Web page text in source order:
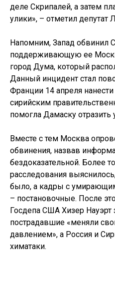
деле Скрипалей, а затем
улики», – отметил депутат
Напомним, Запад обвинил
поддерживающую ее
город Дума, который
Данный инцидент стал
Франции 14 апреля
сирийским
помогла Дамаску отразить
Вместе с тем Москва
обвинения, назвав
бездоказательной. Более
расследования
было, а кадры с
– постановочные. После
Госдепа США Хизер Науэрт
пострадавшие «меняли
давлением», а Россия и
химатаки.